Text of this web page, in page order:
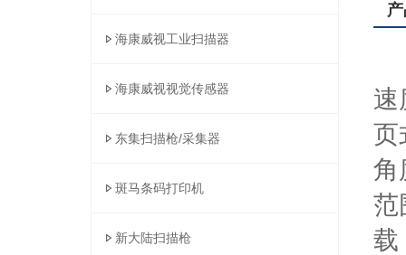
海康威视工业扫描器
海康威视视觉传感器
东集扫描枪/采集器
斑马条码打印机
新大陆扫描枪
速
页
角
范
载